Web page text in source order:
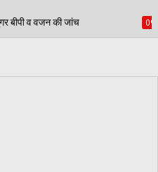
09/08/2026 महाराजा श्री अग्रसेन